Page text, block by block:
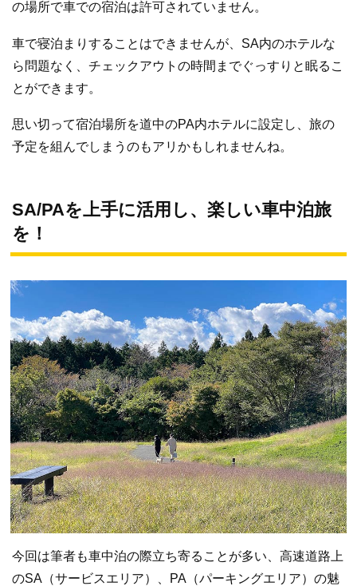
の場所で車での宿泊は許可されていません。
車で寝泊まりすることはできませんが、SA内のホテルな
ら問題なく、チェックアウトの時間までぐっすりと眠るこ
とができます。
思い切って宿泊場所を道中のPA内ホテルに設定し、旅の
予定を組んでしまうのもアリかもしれませんね。
SA/PAを上手に活用し、楽しい車中泊旅
を！
今回は筆者も車中泊の際立ち寄ることが多い、高速道路上
のSA（サービスエリア）、PA（パーキングエリア）の魅